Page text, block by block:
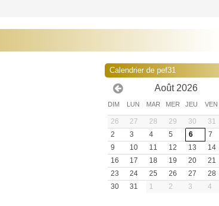
Calendrier de pef31
Août 2026
DIM LUN MAR MER JEU VEN
26 27 28 29 30 31
2
3 4 5 6 7
9
10 11 12 13 14
16
17 18 19 20 21
23
24 25 26 27 28
30
31 1 2 3 4